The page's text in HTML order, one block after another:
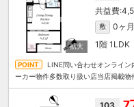
敷 0ヶ月
1階 1LDK
LINE問い合わせオンライン
ーカー物件多数取り扱い店当店掲載物